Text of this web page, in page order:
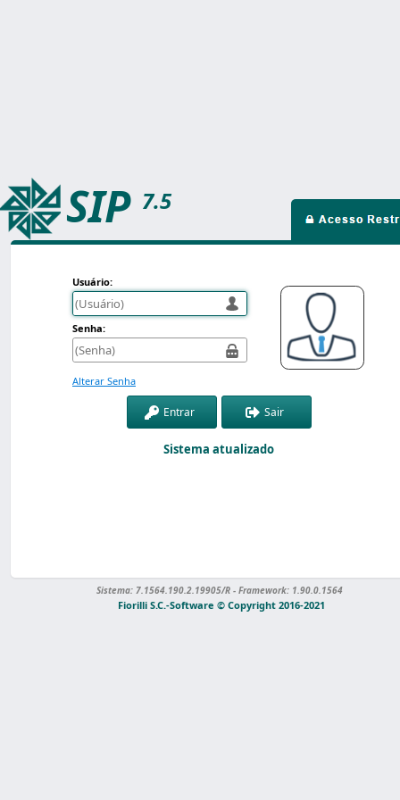
Fiorilli S.C.-Software © Copyright 2016-2021
Sistema: 7.1564.190.2.19905/R - Framework: 1.90.0.1564
Usuário:
Senha:
Entrar Sair
Alterar Senha
SIP 7.5
Sistema atualizado